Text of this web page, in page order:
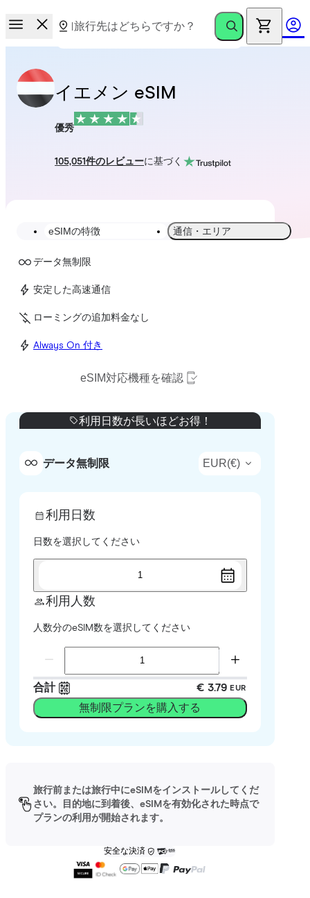
イエメン eSIM
優秀
105,051件のレビューに基づく
eSIMの特徴 通信・エリア
データ無制限
安定した高速通信
ローミングの追加料金なし
Always On 付き
eSIM対応機種を確認
利用日数が長いほどお得！
データ無制限 EUR(€)
利用日数
日数を選択してください
1
利用人数
人数分のeSIM数を選択してください
合計 € 3.79 EUR
無制限プランを購入する
旅行前または旅行中にeSIMをインストールしてくだ
さい。目的地に到着後、eSIMを有効化された時点で
プランの利用が開始されます。
安全な決済